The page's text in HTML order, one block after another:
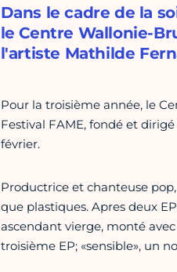
Dans le cadre de la
le Centre Wallonie-
l'artiste Mathilde
Pour la troisième année, le
Festival FAME, fondé et
février.
Productrice et chanteuse
que plastiques. Apres deux
ascendant vierge, monté
troisième EP; «sensible», un